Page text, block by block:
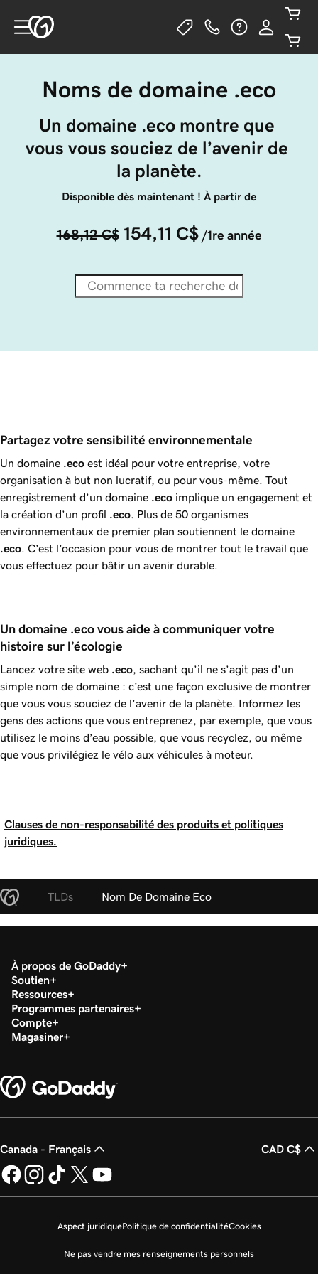
Noms de domaine .eco
Un domaine .eco montre que
vous vous souciez de l’avenir de
la planète.
Disponible dès maintenant ! À partir de
168,12 C$ 154,11 C$ /1re année
Partagez votre sensibilité environnementale
Un domaine .eco est idéal pour votre entreprise, votre
organisation à but non lucratif, ou pour vous-même. Tout
enregistrement d’un domaine .eco implique un engagement et
la création d’un profil .eco . Plus de 50 organismes
environnementaux de premier plan soutiennent le domaine
.eco . C’est l’occasion pour vous de montrer tout le travail que
vous effectuez pour bâtir un avenir durable.
Un domaine .eco vous aide à communiquer votre
histoire sur l’écologie
Lancez votre site web .eco , sachant qu’il ne s’agit pas d’un
simple nom de domaine : c’est une façon exclusive de montrer
que vous vous souciez de l’avenir de la planète. Informez les
gens des actions que vous entreprenez, par exemple, que vous
utilisez le moins d’eau possible, que vous recyclez, ou même
que vous privilégiez le vélo aux véhicules à moteur.
Clauses de non-responsabilité des produits et politiques
juridiques.
TLDs Nom De Domaine Eco
À propos de GoDaddy
Soutien
Ressources
Programmes partenaires
Compte
Magasiner
Canada - Français CAD C$
Aspect juridiquePolitique de confidentialitéCookies
Ne pas vendre mes renseignements personnels